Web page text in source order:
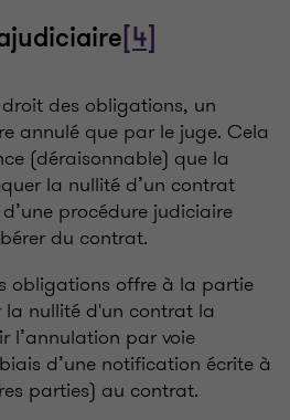
[4]
droit des obligations, un
annulé que par le juge. Cela
(déraisonnable) que la
la nullité d’un contrat
procédure judiciaire
du contrat.
obligations offre à la partie
la nullité d'un contrat la
l’annulation par voie
d’une notification écrite à
parties) au contrat.